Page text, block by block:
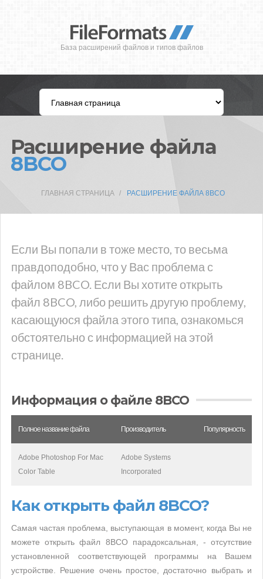
База расширений файлов и типов файлов
Расширение файла
8BCO
ГЛАВНАЯ СТРАНИЦА РАСШИРЕНИЕ ФАЙЛА 8BCO
Если Вы попали в тоже место, то весьма
правдоподобно, что у Вас проблема с
файлом 8BCO. Если Вы хотите открыть
файл 8BCO, либо решить другую проблему,
касающуюся файла этого типа, ознакомься
обстоятельно с информацией на этой
странице.
Информация о файле 8BCO
Полное название файла Производитель Популярность
Adobe Photoshop For Mac
Color Table
Adobe Systems
Incorporated
Как открыть файл 8BCO?
Самая частая проблема, выступающая в момент, когда Вы не
можете открыть файл 8BCO парадоксальная, - отсутствие
установленной соответствующей программы на Вашем
устройстве. Решение очень простое, достаточно выбрать и